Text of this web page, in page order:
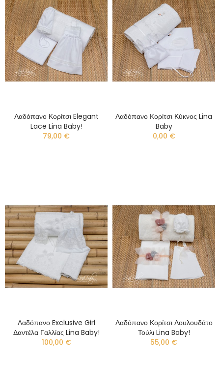
Λαδόπανο Κορίτσι Elegant
Lace Lina Baby!
79,00 €
Λαδόπανο Κορίτσι Κύκνος Lina
Baby
0,00 €
Λαδόπανο Exclusive Girl
Δαντέλα Γαλλίας Lina Baby!
100,00 €
Λαδόπανο Κορίτσι Λουλουδάτο
Τούλι Lina Baby!
55,00 €